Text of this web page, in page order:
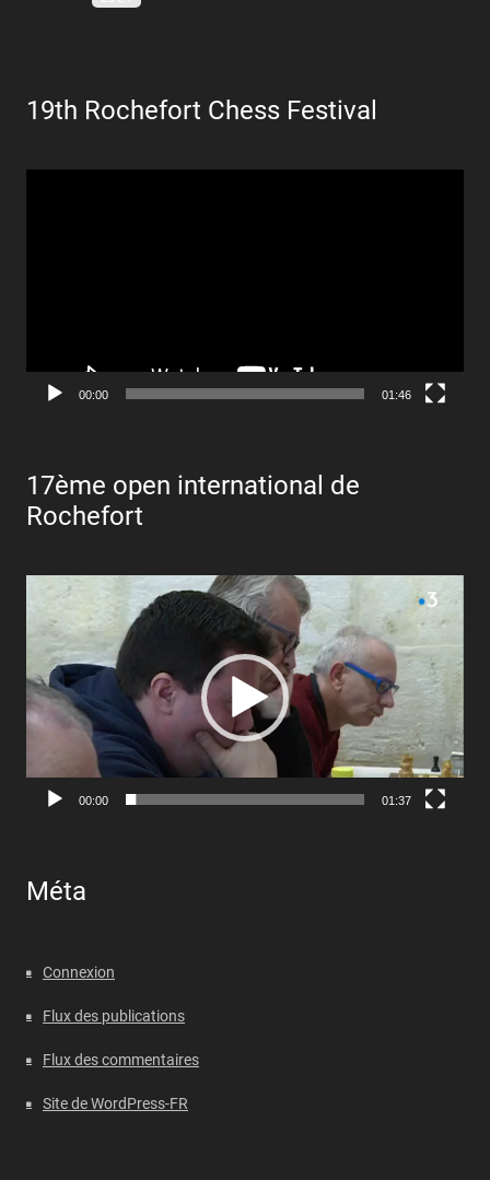
19th Rochefort Chess Festival
00:00 01:46
17ème open international de
Rochefort
Lecteur
vidéo
00:00 01:37
Méta
Connexion
Flux des publications
Flux des commentaires
Site de WordPress-FR